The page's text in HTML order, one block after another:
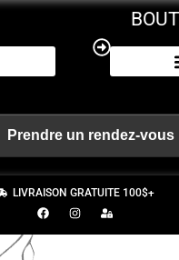
LIVRAISON GRATUITE 100$+